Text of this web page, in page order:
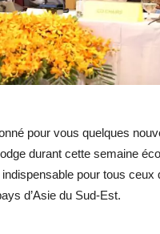
pour vous quelques
durant cette semaine
indispensable pour tous ceux
d’Asie du Sud-Est.